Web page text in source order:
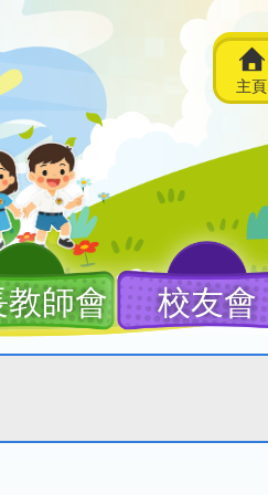
主頁
教師會 校友會